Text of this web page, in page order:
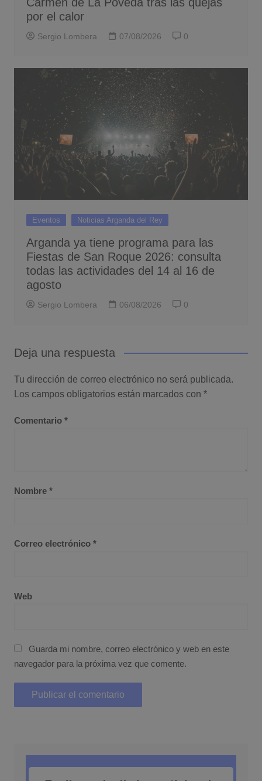
por el calor
Sergio Lombera 07/08/2026 0
Eventos Noticias Arganda del Rey
Arganda ya tiene programa para las
Fiestas de San Roque 2026: consulta
todas las actividades del 14 al 16 de
agosto
Sergio Lombera 06/08/2026 0
Deja una respuesta
Tu dirección de correo electrónico no será publicada.
Los campos obligatorios están marcados con *
Comentario *
Nombre *
Correo electrónico *
Web
Guarda mi nombre, correo electrónico y web en este
navegador para la próxima vez que comente.